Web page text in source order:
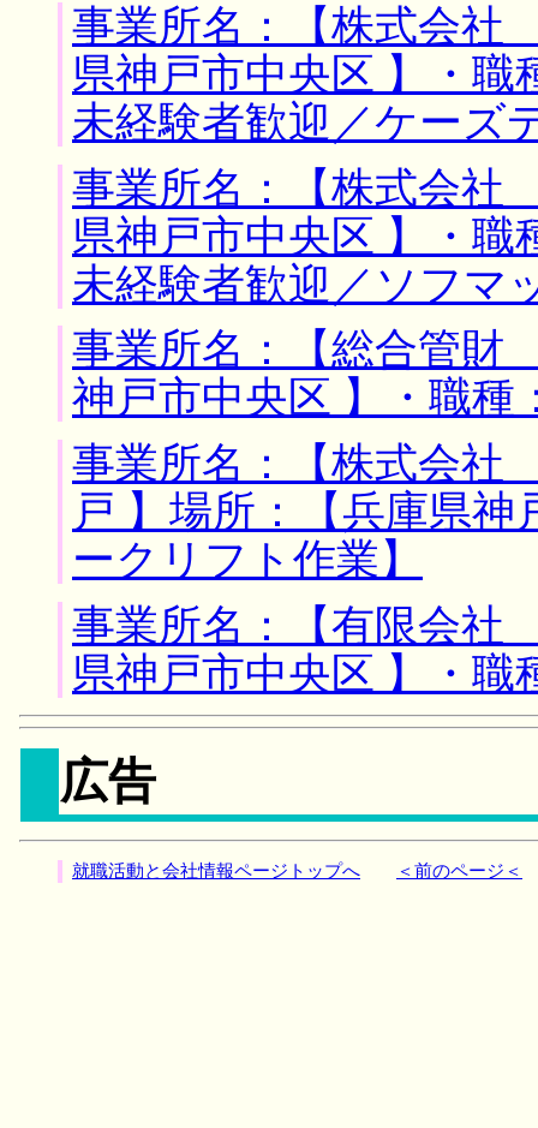
事業所名：【株式会
県神戸市中央区 】・
未経験者歓迎／ケーズ
事業所名：【株式会
県神戸市中央区 】・
未経験者歓迎／ソフマ
事業所名：【総合管財
神戸市中央区 】・職種
事業所名：【株式会
戸 】場所：【兵庫県
ークリフト作業】
事業所名：【有限会社
県神戸市中央区 】・職
広告
就職活動と会社情報ページトップへ ＜前のページ＜